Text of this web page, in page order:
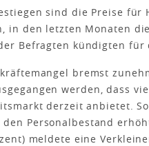
sind die Preise für
in den letzten Monaten
Befragten kündigten
bremst
werden, dass
derzeit anbietet.
den Personalbestand
meldete eine